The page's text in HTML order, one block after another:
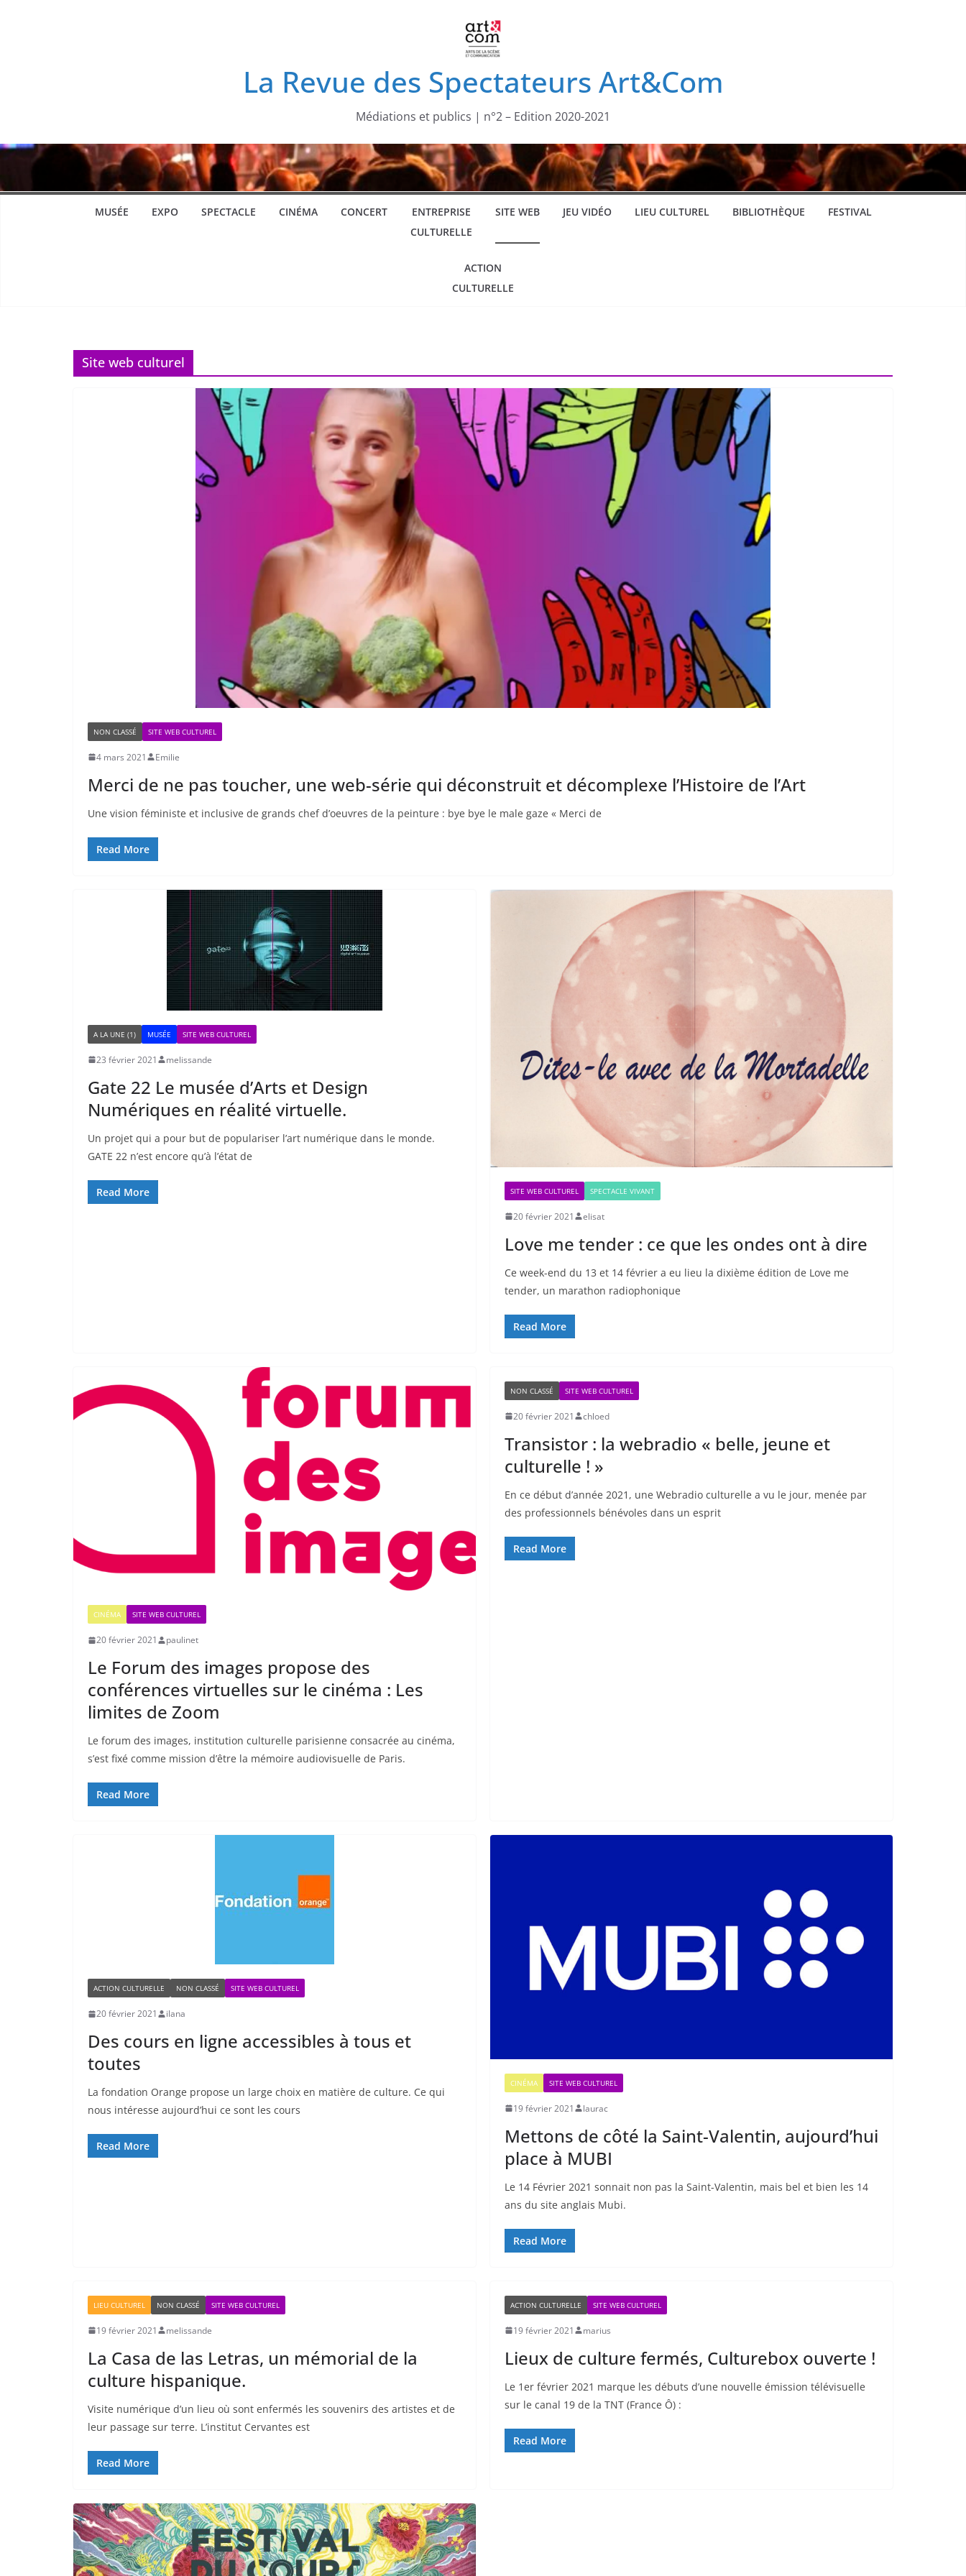
La Revue des Spectateurs Art&Com
Médiations et publics | n°2 – Edition 2020-2021
MUSÉE EXPO SPECTACLE CINÉMA CONCERT
ENTREPRISE
CULTURELLE
SITE WEB JEU VIDÉO LIEU CULTUREL BIBLIOTHÈQUE FESTIVAL
ACTION
CULTURELLE
Site web culturel
NON CLASSÉ SITE WEB CULTUREL
4 mars 2021 Emilie
Merci de ne pas toucher, une web-série qui déconstruit et décomplexe l’Histoire de l’Art
Une vision féministe et inclusive de grands chef d’oeuvres de la peinture : bye bye le male gaze « Merci de
Read More
A LA UNE (1) MUSÉE SITE WEB CULTUREL
23 février 2021 melissande
Gate 22 Le musée d’Arts et Design
Numériques en réalité virtuelle.
Un projet qui a pour but de populariser l’art numérique dans le monde.
GATE 22 n’est encore qu’à l’état de
Read More SITE WEB CULTUREL SPECTACLE VIVANT
20 février 2021 elisat
Love me tender : ce que les ondes ont à dire
Ce week-end du 13 et 14 février a eu lieu la dixième édition de Love me
tender, un marathon radiophonique
Read More
CINÉMA SITE WEB CULTUREL
20 février 2021 paulinet
Le Forum des images propose des
conférences virtuelles sur le cinéma : Les
limites de Zoom
Le forum des images, institution culturelle parisienne consacrée au cinéma,
s’est fixé comme mission d’être la mémoire audiovisuelle de Paris.
Read More
NON CLASSÉ SITE WEB CULTUREL
20 février 2021 chloed
Transistor : la webradio « belle, jeune et
culturelle ! »
En ce début d’année 2021, une Webradio culturelle a vu le jour, menée par
des professionnels bénévoles dans un esprit
Read More
ACTION CULTURELLE NON CLASSÉ SITE WEB CULTUREL
20 février 2021 ilana
Des cours en ligne accessibles à tous et
toutes
La fondation Orange propose un large choix en matière de culture. Ce qui
nous intéresse aujourd’hui ce sont les cours
Read More
CINÉMA SITE WEB CULTUREL
19 février 2021 laurac
Mettons de côté la Saint-Valentin, aujourd’hui
place à MUBI
Le 14 Février 2021 sonnait non pas la Saint-Valentin, mais bel et bien les 14
ans du site anglais Mubi.
Read More
LIEU CULTUREL NON CLASSÉ SITE WEB CULTUREL
19 février 2021 melissande
La Casa de las Letras, un mémorial de la
culture hispanique.
Visite numérique d’un lieu où sont enfermés les souvenirs des artistes et de
leur passage sur terre. L’institut Cervantes est
Read More
ACTION CULTURELLE SITE WEB CULTUREL
19 février 2021 marius
Lieux de culture fermés, Culturebox ouverte !
Le 1er février 2021 marque les débuts d’une nouvelle émission télévisuelle
sur le canal 19 de la TNT (France Ô) :
Read More